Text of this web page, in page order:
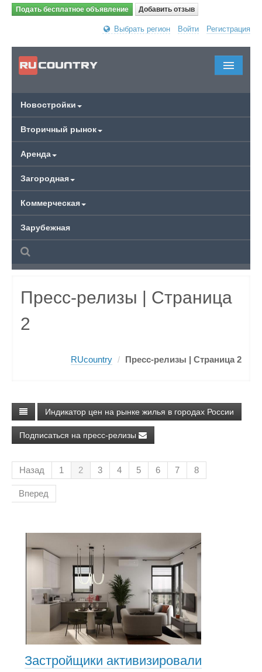
Подать бесплатное объявление Добавить отзыв
Выбрать регион Войти Регистрация
Новостройки
Вторичный рынок
Аренда
Загородная
Коммерческая
Зарубежная
Пресс-релизы | Страница
2
RUcountry / Пресс-релизы | Страница 2
Индикатор цен на рынке жилья в городах России
Подписаться на пресс-релизы
Назад 1 2 3 4 5 6 7 8
Вперед
Застройщики активизировали